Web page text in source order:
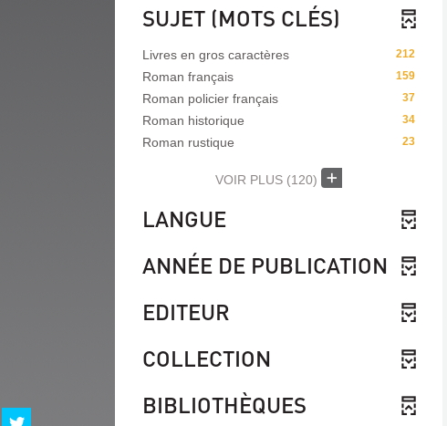
Partager
SUJET (MOTS CLÉS)
212
Livres en gros caractères
159
Roman français
37
Roman policier français
34
Roman historique
23
Roman rustique
VOIR PLUS (120)
LANGUE
ANNÉE DE PUBLICATION
EDITEUR
COLLECTION
BIBLIOTHÈQUES